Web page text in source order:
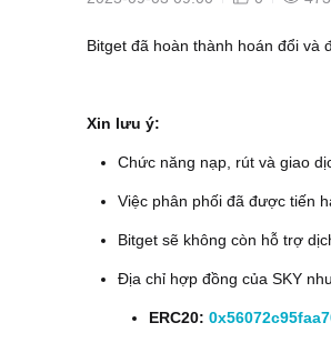
Bitget đã hoàn thành hoán đổi và
‌Xin lưu ý:
Chức năng nạp, rút và giao
Việc phân phối đã được tiến
Bitget sẽ không còn hỗ trợ
Địa chỉ hợp đồng của SKY
ERC20: